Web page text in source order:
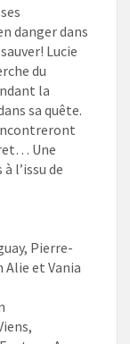
danger dans
Lucie
du
la
sa quête.
Une
l’issu de
Pierre-
Alie et Vania